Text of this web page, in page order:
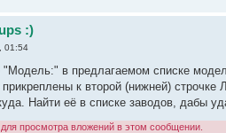
:)
01:54
"Модель:" в предлагаемом списке
к второй (нижней) строчке
Найти её в списке заводов, дабы
просмотра вложений в этом сообщении.